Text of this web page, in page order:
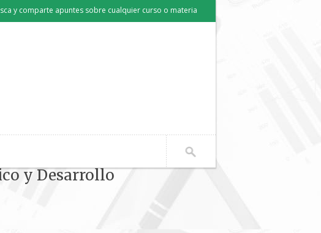
y comparte apuntes sobre cualquier curso o materia
y Desarrollo